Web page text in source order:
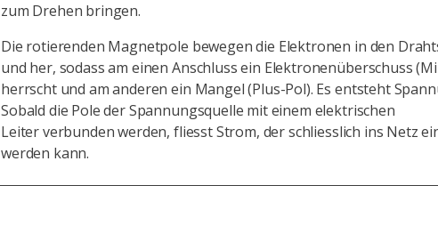
zum Drehen bringen.
Die rotierenden Magnetpole bewegen die Elektronen in den
und her, sodass am einen Anschluss ein Elektronenüberschuss
herrscht und am anderen ein Mangel (Plus-Pol). Es entsteht
Sobald die Pole der Spannungsquelle mit einem elektrischen
Leiter verbunden werden, fliesst Strom, der schliesslich ins Netz
werden kann.